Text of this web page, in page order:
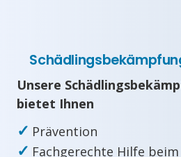
Unsere
bietet Ihnen
✓ Prävention
✓ Fachgerechte Hilfe